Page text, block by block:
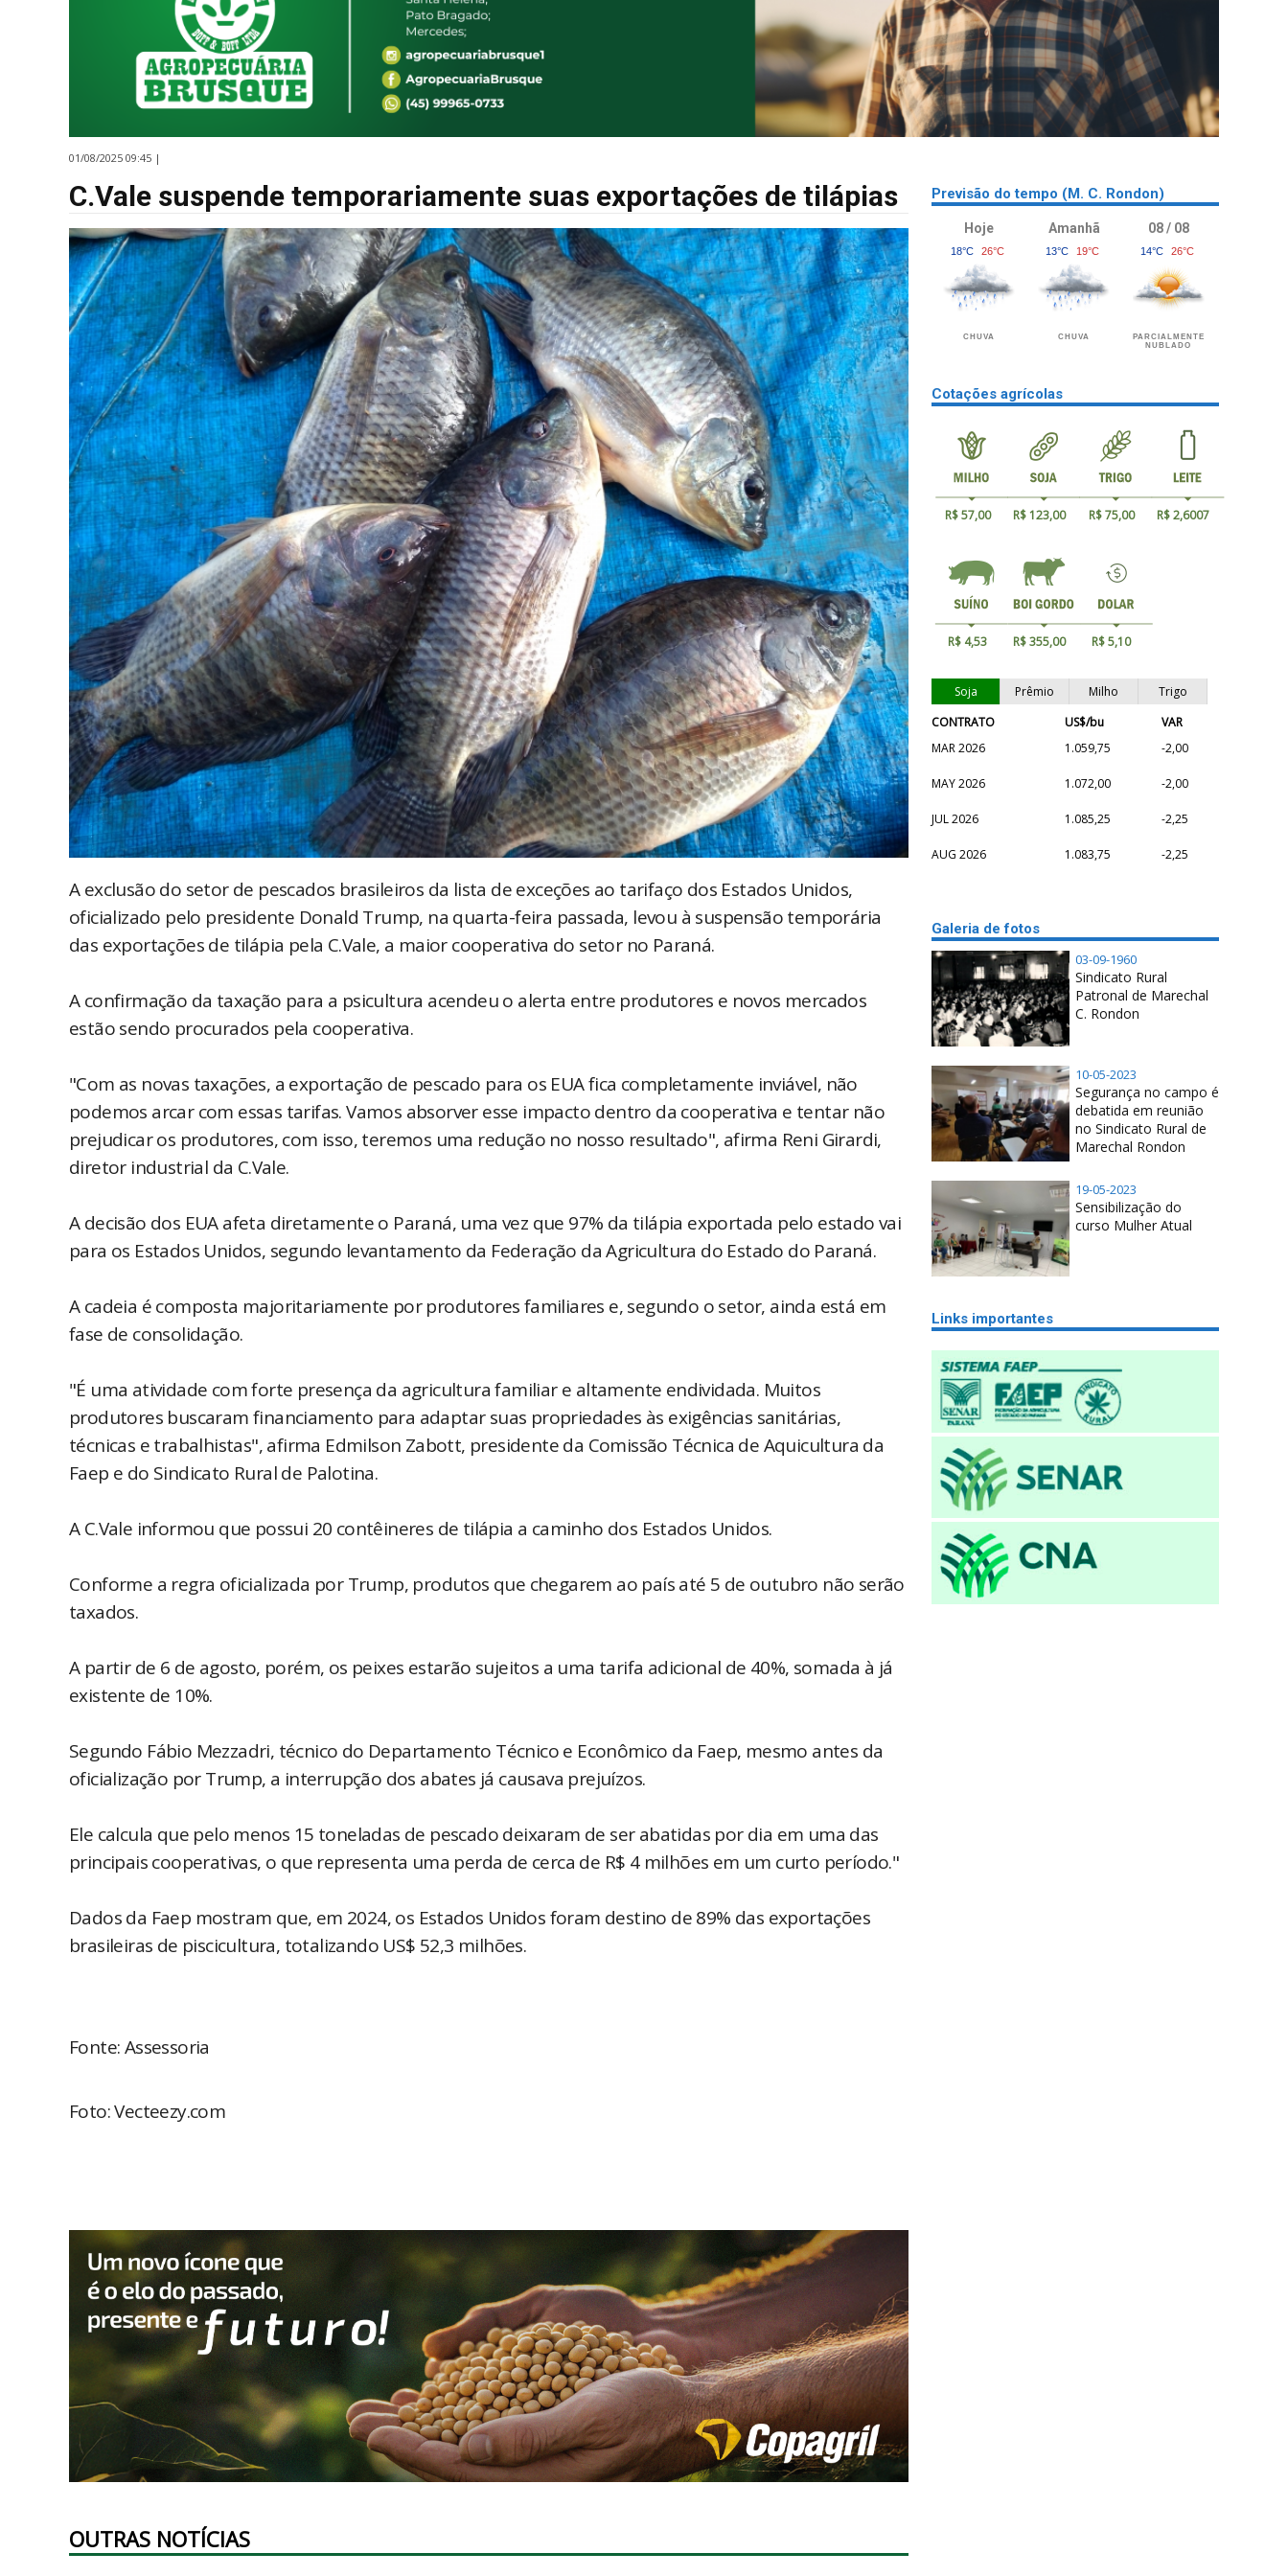
01/08/2025 09:45 |
C.Vale suspende temporariamente suas exportações de tilápias
A exclusão do setor de pescados brasileiros da lista de exceções ao tarifaço dos Estados Unidos,
oficializado pelo presidente Donald Trump, na quarta-feira passada, levou à suspensão temporária
das exportações de tilápia pela C.Vale, a maior cooperativa do setor no Paraná.
A confirmação da taxação para a psicultura acendeu o alerta entre produtores e novos mercados
estão sendo procurados pela cooperativa.
"Com as novas taxações, a exportação de pescado para os EUA fica completamente inviável, não
podemos arcar com essas tarifas. Vamos absorver esse impacto dentro da cooperativa e tentar não
prejudicar os produtores, com isso, teremos uma redução no nosso resultado", afirma Reni Girardi,
diretor industrial da C.Vale.
A decisão dos EUA afeta diretamente o Paraná, uma vez que 97% da tilápia exportada pelo estado vai
para os Estados Unidos, segundo levantamento da Federação da Agricultura do Estado do Paraná.
A cadeia é composta majoritariamente por produtores familiares e, segundo o setor, ainda está em
fase de consolidação.
"É uma atividade com forte presença da agricultura familiar e altamente endividada. Muitos
produtores buscaram financiamento para adaptar suas propriedades às exigências sanitárias,
técnicas e trabalhistas", afirma Edmilson Zabott, presidente da Comissão Técnica de Aquicultura da
Faep e do Sindicato Rural de Palotina.
A C.Vale informou que possui 20 contêineres de tilápia a caminho dos Estados Unidos.
Conforme a regra oficializada por Trump, produtos que chegarem ao país até 5 de outubro não serão
taxados.
A partir de 6 de agosto, porém, os peixes estarão sujeitos a uma tarifa adicional de 40%, somada à já
existente de 10%.
Segundo Fábio Mezzadri, técnico do Departamento Técnico e Econômico da Faep, mesmo antes da
oficialização por Trump, a interrupção dos abates já causava prejuízos.
Ele calcula que pelo menos 15 toneladas de pescado deixaram de ser abatidas por dia em uma das
principais cooperativas, o que representa uma perda de cerca de R$ 4 milhões em um curto período."
Dados da Faep mostram que, em 2024, os Estados Unidos foram destino de 89% das exportações
brasileiras de piscicultura, totalizando US$ 52,3 milhões.
Fonte: Assessoria
Foto: Vecteezy.com
OUTRAS NOTÍCIAS
Previsão do tempo (M. C. Rondon)
Hoje
18°C 26°C
CHUVA
Amanhã
13°C 19°C
CHUVA
08 / 08
14°C 26°C
PARCIALMENTE
NUBLADO
Cotações agrícolas
R$ 57,00 R$ 123,00 R$ 75,00 R$ 2,6007
R$ 4,53 R$ 355,00 R$ 5,10
Soja Prêmio Milho
Trigo
CONTRATO
US$/bu
VAR
MAR 2026
1.059,75 -2,00
MAY 2026 1.072,00 -2,00
JUL 2026 1.085,25 -2,25
AUG 2026 1.083,75 -2,25
Galeria de fotos
03-09-1960
Sindicato Rural
Patronal de Marechal
C. Rondon
10-05-2023
Segurança no campo é
debatida em reunião
no Sindicato Rural de
Marechal Rondon
19-05-2023
Sensibilização do
curso Mulher Atual
Links importantes